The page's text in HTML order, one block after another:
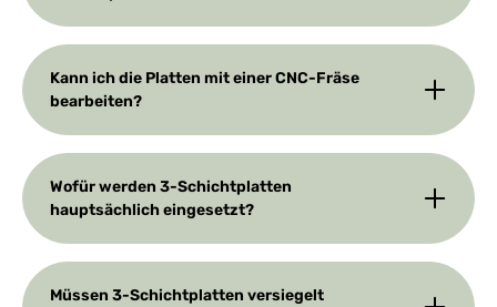
Kann ich die Platten mit einer CNC-Fräse
bearbeiten?
Wofür werden 3-Schichtplatten
hauptsächlich eingesetzt?
Müssen 3-Schichtplatten versiegelt